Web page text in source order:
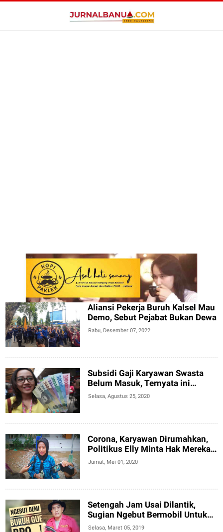
Aliansi Pekerja Buruh Kalsel Mau
Demo, Sebut Pejabat Bukan Dewa
Rabu, Desember 07, 2022
Subsidi Gaji Karyawan Swasta
Belum Masuk, Ternyata ini
Penyebabnya...
Selasa, Agustus 25, 2020
Corona, Karyawan Dirumahkan,
Politikus Elly Minta Hak Mereka
Diperhatikan
Jumat, Mei 01, 2020
Setengah Jam Usai Dilantik,
Sugian Ngebut Bermobil Untuk
Buruh
Selasa, Maret 05, 2019